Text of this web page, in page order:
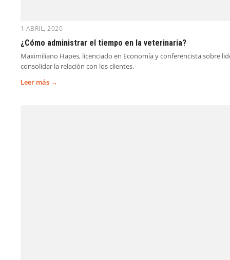
1 ABRIL, 2020
¿Cómo administrar el tiempo en la veterinaria?
Maximiliano Hapes, licenciado en Economía y conferencista sobre
consolidar la relación con los clientes.
Leer más →